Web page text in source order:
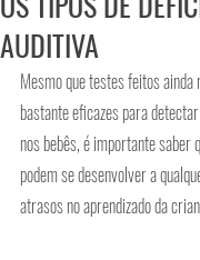
AUDITIVA
Mesmo que testes feitos
bastante eficazes para
nos bebês, é importante saber
podem se desenvolver a
atrasos no aprendizado da